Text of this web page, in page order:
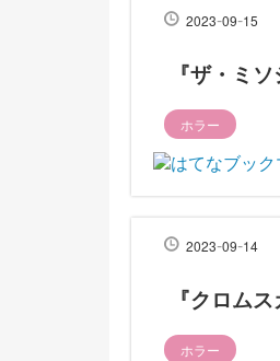
2023-09-15
『ザ・ミソ
ホラー
2023-09-14
『クロムス
ホラー